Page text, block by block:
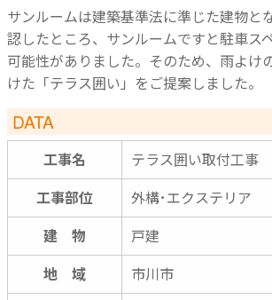
サンルームは建築基準法に準じた建物と
認したところ、サンルームですと駐車ス
可能性がありました。そのため、雨よけ
けた「テラス囲い」をご提案しました。
DATA
工事名
テラス囲い取付工事
工事部位
外構･エクステリア
建 物
戸建
地 域
市川市